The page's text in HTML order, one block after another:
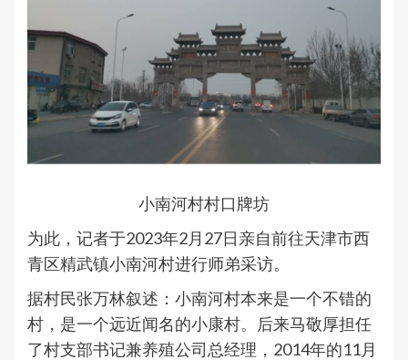
小南河村村口牌坊
为此，记者于2023年2月27日亲自前往天津市西
青区精武镇小南河村进行师弟采访。
据村民张万林叙述：小南河村本来是一个不错的
村，是一个远近闻名的小康村。后来马敬厚担任
了村支部书记兼养殖公司总经理，2014年的11月